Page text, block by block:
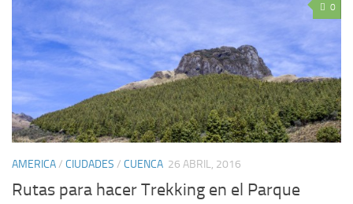
0
AMERICA/ CIUDADES / CUENCA 26 ABRIL, 2016
Rutas para hacer Trekking en el Parque